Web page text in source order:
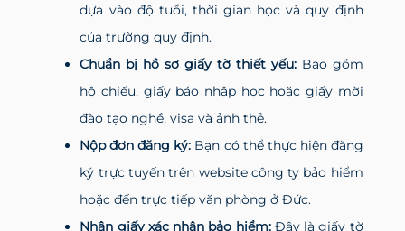
dựa vào độ tuổi, thời gian học và quy định
của trường quy định.
Chuẩn bị hồ sơ giấy tờ thiết yếu: Bao gồm
hộ chiếu, giấy báo nhập học hoặc giấy mời
đào tạo nghề, visa và ảnh thẻ.
Nộp đơn đăng ký: Bạn có thể thực hiện đăng
ký trực tuyến trên website công ty bảo hiểm
hoặc đến trực tiếp văn phòng ở Đức.
Nhận giấy xác nhận bảo hiểm: Đây là giấy tờ